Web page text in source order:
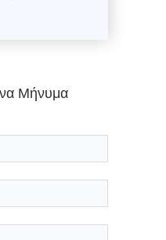
Μήνυμα